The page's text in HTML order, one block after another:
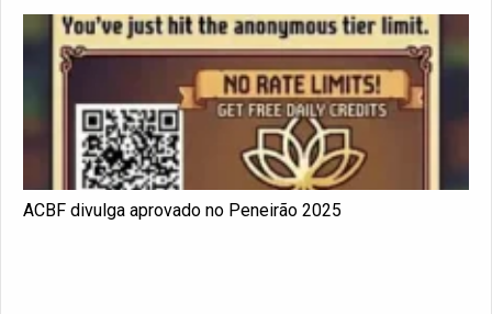
ACBF divulga aprovado no Peneirão 2025